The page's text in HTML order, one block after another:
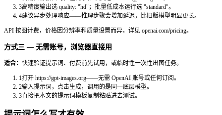
图。
横向对比：GPT Image 2 vs 竞品
没有哪个模型在所有维度都是第一。每个模型都有自己的定位
与目前主流竞品的比较：
模型 文字渲染 写实程度 速度